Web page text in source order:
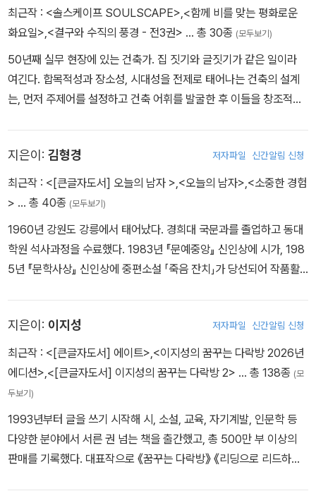
인과 문헌을 파고든 《호저집》 《고전, 발견의 기쁨》 《열여덟 살 이덕
무》 《잊혀진 실학자 이덕리와 동다기》 《미쳐야 미친다》, 한시의 아름
소품집인 《점검》 《습정》 《석복》 《조심》 《일침》, 조선 후기 차 문화
사를 총정리한 《한국의 다서》 《새로 쓰는 조선의 차 문화》, 산문집
《체수유병집-글밭의 이삭줍기》 《사람을 읽고 책과 만나다》, 어린이
를 위한 한시 입문서 《정민 선생님이 들려주는 한시 이야기》 등 다수
의 책을 지었다. 근래에는 초기 서학 연구에 천착해, 조선에 서학 열풍
서학 주요 문헌인 《서양 선비, 우정을 논하다》 《역주 눌암기략》 《역
주 송담유록》 등을 펴냈다. 2022년 롯데출판문화대상 대상, 2021년
한국가톨릭학술상 번역상, 2020년 백남석학상, 2015년 월봉저작
상, 2012년 지훈학술상, 2011년 우호인문학상, 2007년 간행물문화
대상 저작상 등을 수상했다.
최근작 : <솔스케이프 SOULSCAPE>,<함께 비를 맞는 평화로운
화요일>,<결구와 수직의 풍경 - 전3권> … 총 30종 (모두보기)
50년째 실무 현장에 있는 건축가. 집 짓기와 글짓기가 같은 일이라
여긴다. 합목적성과 장소성, 시대성을 전제로 태어나는 건축의 설계
는, 먼저 주제어를 설정하고 건축 어휘를 발굴한 후 이들을 창조적으
지은이: 김형경 저자파일 신간알림 신청
최근작 : <[큰글자도서] 오늘의 남자 >,<오늘의 남자>,<소중한 경험
> … 총 40종 (모두보기)
1960년 강원도 강릉에서 태어났다. 경희대 국문과를 졸업하고 동대
학원 석사과정을 수료했다. 1983년 『문예중앙』 신인상에 시가, 198
5년 『문학사상』 신인상에 중편소설 「죽음 잔치」가 당선되어 작품활
집에서 죽었다』 『외출』 『꽃피는 고래』, 소설집으로 『단종은 키가 작
다』 『담배 피우는 여자』, 시집으로 『시에는 옷걸이가 없다』 등이 있으
며, 심리 에세이 『남자를 위하여』 『사람 풍경』 『천 개의 공감』 『좋은
이별』 『만 가지 행동』 『소중한 경험』을 펴냈다. 제10회 무영문학상을
지은이: 이지성 저자파일 신간알림 신청
최근작 : <[큰글자도서] 에이트>,<이지성의 꿈꾸는 다락방 2026년
에디션>,<[큰글자도서] 이지성의 꿈꾸는 다락방 2> … 총 138종 (모
두보기)
1993년부터 글을 쓰기 시작해 시, 소설, 교육, 자기계발, 인문학 등
다양한 분야에서 서른 권 넘는 책을 출간했고, 총 500만 부 이상의
판매를 기록했다. 대표작으로 《꿈꾸는 다락방》 《리딩으로 리드하라》